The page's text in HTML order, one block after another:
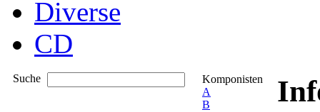
Diverse
CD
Suche
Komponisten
A
B